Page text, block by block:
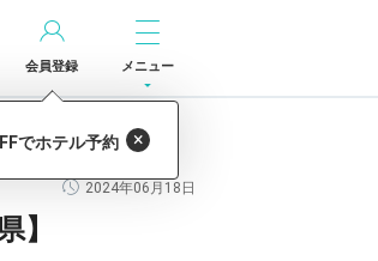
会員登録 メニュー
2024年06月18日
】